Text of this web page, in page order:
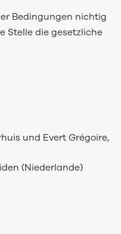
Bedingungen nichtig
Stelle die gesetzliche
und Evert Grégoire,
(Niederlande)